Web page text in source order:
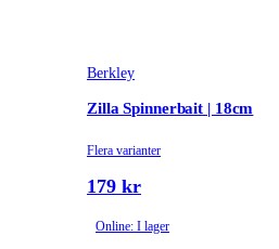
Berkley
Zilla Spinnerbait | 18cm
Flera varianter
179 kr
Online: I lager